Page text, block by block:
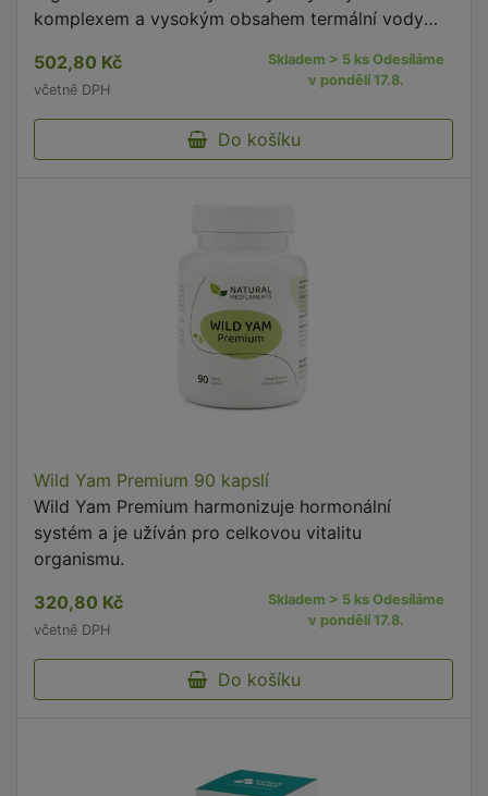
komplexem a vysokým obsahem termální vody
502,80 Kč
včetně DPH
Skladem > 5 ks Odesíláme
v pondělí 17.8.
Do košíku
Wild Yam Premium 90 kapslí
Wild Yam Premium harmonizuje hormonální
systém a je užíván pro celkovou vitalitu
organismu.
320,80 Kč
včetně DPH
Skladem > 5 ks Odesíláme
v pondělí 17.8.
Do košíku